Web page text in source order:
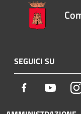
SEGUICI SU
Facebook